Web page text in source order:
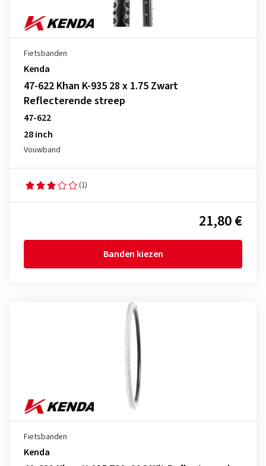
Fietsbanden
Kenda
47-622 Khan K-935 28 x 1.75 Zwart
Reflecterende streep
47-622
28 inch
Vouwband
(1)
21,80 €
Banden kiezen
Fietsbanden
Kenda